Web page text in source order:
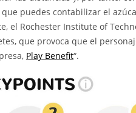
puedes contabilizar el
el Rochester Institute of
que provoca que el
Play Benefit“.